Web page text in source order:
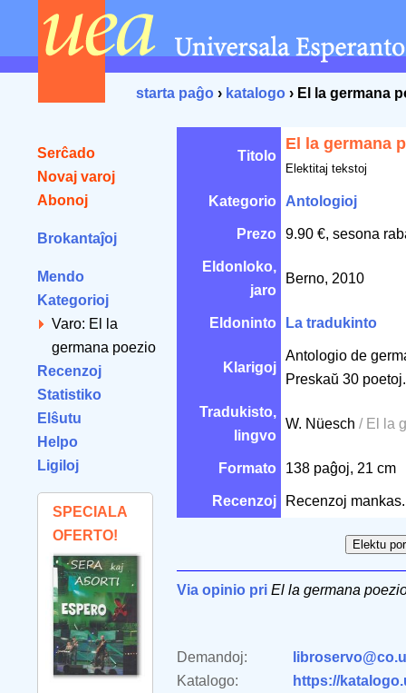
starta paĝo › katalogo › El la germana
Serĉado
Novaj varoj
Abonoj
Brokantaĵoj
Mendo
Kategorioj
Varo: El la
germana poezio
Recenzoj
Statistiko
Elŝutu
Helpo
Ligiloj
SPECIALA
OFERTO!
Titolo
El la germana
Elektitaj tekstoj
Kategorio Antologioj
Prezo 9.90 €, sesona
Eldonloko,
jaro
Berno, 2010
Eldoninto La tradukinto
Klarigoj
Antologio de
Preskaŭ 30 poetoj.
Tradukisto,
lingvo
W. Nüesch / El la
Formato 138 paĝoj, 21 cm
Recenzoj Recenzoj mankas.
Via opinio pri El la germana
Demandoj:
Katalogo:
https://